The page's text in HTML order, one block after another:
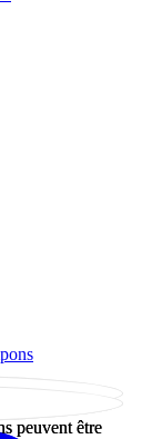
peuvent être
peuvent être